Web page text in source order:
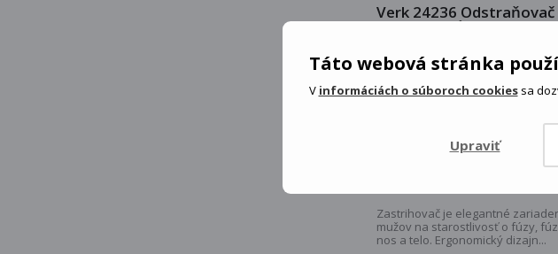
Táto webová stránka
V informáciách o súboroch cookiessa
Upraviť
Verk 24236 Odstraňovač
Zastrihovač je elegantné
mužov na starostlivosť o fúzy,
nos a telo. Ergonomický dizajn...